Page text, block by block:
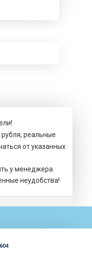
рубля, реальные
от указанных
у менеджера.
неудобства!